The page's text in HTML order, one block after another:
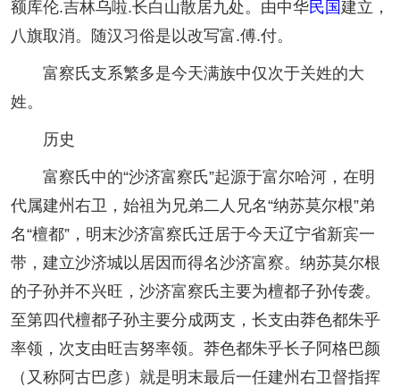
额库伦.吉林乌啦.长白山散居九处。由中华民国建立，
八旗取消。随汉习俗是以改写富.傅.付。
富察氏支系繁多是今天满族中仅次于关姓的大
姓。
历史
富察氏中的“沙济富察氏”起源于富尔哈河，在明
代属建州右卫，始祖为兄弟二人兄名“纳苏莫尔根”弟
名“檀都”，明末沙济富察氏迁居于今天辽宁省新宾一
带，建立沙济城以居因而得名沙济富察。纳苏莫尔根
的子孙并不兴旺，沙济富察氏主要为檀都子孙传袭。
至第四代檀都子孙主要分成两支，长支由莽色都朱乎
率领，次支由旺吉努率领。莽色都朱乎长子阿格巴颜
（又称阿古巴彦）就是明末最后一任建州右卫督指挥